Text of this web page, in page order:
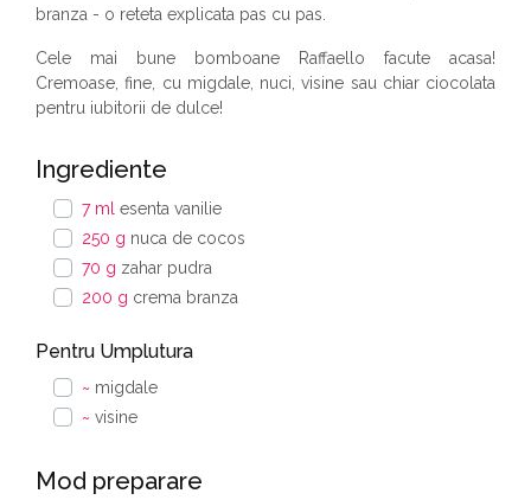
branza - o reteta explicata pas cu pas.
Cele mai bune bomboane Raffaello facute acasa!
Cremoase, fine, cu migdale, nuci, visine sau chiar ciocolata
pentru iubitorii de dulce!
Ingrediente
7 ml esenta vanilie
250 g nuca de cocos
70 g zahar pudra
200 g crema branza
Pentru Umplutura
~ migdale
~ visine
Mod preparare